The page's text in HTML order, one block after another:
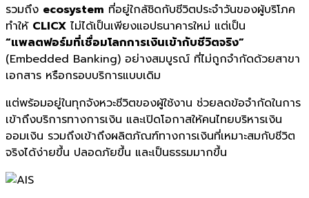
รวมถึง ecosystem ที่อยู่ใกล้ชิดกับชีวิตประจำวันของผู้บริโภค
ทำให้ CLICX ไม่ได้เป็นเพียงแอปธนาคารใหม่ แต่เป็น
“แพลตฟอร์มที่เชื่อมโลกการเงินเข้ากับชีวิตจริง”
(Embedded Banking) อย่างสมบูรณ์ ที่ไม่ถูกจำกัดด้วยสาขา
เอกสาร หรือกรอบบริการแบบเดิม
แต่พร้อมอยู่ในทุกจังหวะชีวิตของผู้ใช้งาน ช่วยลดข้อจำกัดในการ
เข้าถึงบริการทางการเงิน และเปิดโอกาสให้คนไทยบริหารเงิน
ออมเงิน รวมถึงเข้าถึงผลิตภัณฑ์ทางการเงินที่เหมาะสมกับชีวิต
จริงได้ง่ายขึ้น ปลอดภัยขึ้น และเป็นธรรมมากขึ้น